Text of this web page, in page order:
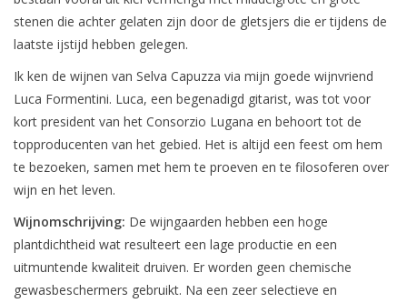
stenen die achter gelaten zijn door de gletsjers die er tijdens de
laatste ijstijd hebben gelegen.
Ik ken de wijnen van Selva Capuzza via mijn goede wijnvriend
Luca Formentini. Luca, een begenadigd gitarist, was tot voor
kort president van het Consorzio Lugana en behoort tot de
topproducenten van het gebied. Het is altijd een feest om hem
te bezoeken, samen met hem te proeven en te filosoferen over
wijn en het leven.
Wijnomschrijving: De wijngaarden hebben een hoge
plantdichtheid wat resulteert een lage productie en een
uitmuntende kwaliteit druiven. Er worden geen chemische
gewasbeschermers gebruikt. Na een zeer selectieve en